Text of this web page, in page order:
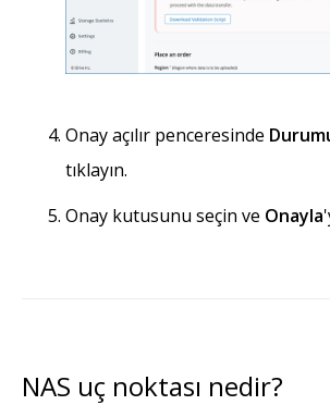
Onay açılır penceresinde
tıklayın.
Onay kutusunu seçin ve Onayla
NAS uç noktası nedir?